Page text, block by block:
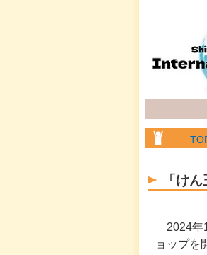
「け
2024年
ョップを